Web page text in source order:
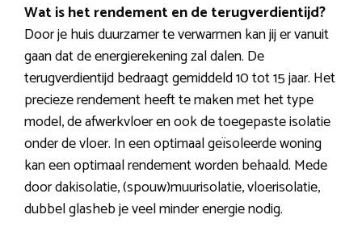
Wat is het rendement en de terugverdientijd?
Door je huis duurzamer te verwarmen kan jij er vanuit
gaan dat de energierekening zal dalen. De
terugverdientijd bedraagt gemiddeld 10 tot 15 jaar. Het
precieze rendement heeft te maken met het type
model, de afwerkvloer en ook de toegepaste isolatie
onder de vloer. In een optimaal geïsoleerde woning
kan een optimaal rendement worden behaald. Mede
door dakisolatie, (spouw)muurisolatie, vloerisolatie,
dubbel glasheb je veel minder energie nodig.